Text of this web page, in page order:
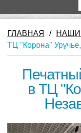
ГЛАВНАЯ /
ТЦ "Корона"
в ТЦ